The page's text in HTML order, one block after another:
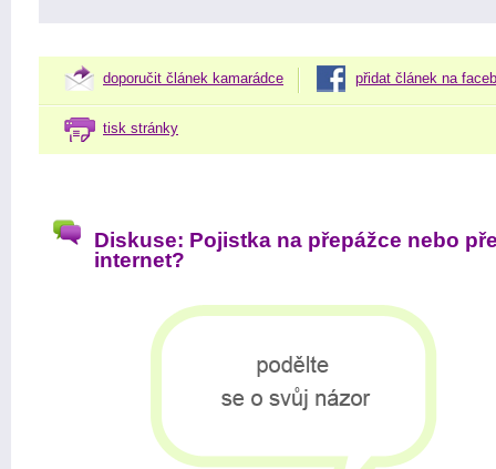
doporučit článek kamarádce přidat článek na
tisk stránky
Diskuse: Pojistka na přepážce nebo
internet?